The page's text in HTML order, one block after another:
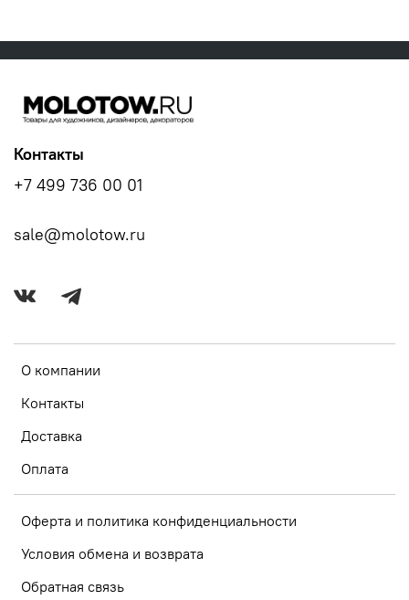
О компании
Контакты
Доставка
Оплата
Оферта и политика конфиденциальности
Условия обмена и возврата
Обратная связь
Контакты
+7 499 736 00 01
sale@molotow.ru